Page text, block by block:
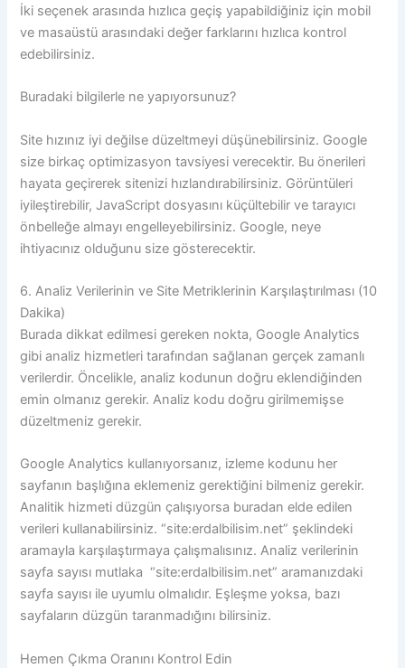
İki seçenek arasında hızlıca geçiş yapabildiğiniz için mobil
ve masaüstü arasındaki değer farklarını hızlıca kontrol
edebilirsiniz.
Buradaki bilgilerle ne yapıyorsunuz?
Site hızınız iyi değilse düzeltmeyi düşünebilirsiniz. Google
size birkaç optimizasyon tavsiyesi verecektir. Bu önerileri
hayata geçirerek sitenizi hızlandırabilirsiniz. Görüntüleri
iyileştirebilir, JavaScript dosyasını küçültebilir ve tarayıcı
önbelleğe almayı engelleyebilirsiniz. Google, neye
ihtiyacınız olduğunu size gösterecektir.
6. Analiz Verilerinin ve Site Metriklerinin Karşılaştırılması (10
Dakika)
Burada dikkat edilmesi gereken nokta, Google Analytics
gibi analiz hizmetleri tarafından sağlanan gerçek zamanlı
verilerdir. Öncelikle, analiz kodunun doğru eklendiğinden
emin olmanız gerekir. Analiz kodu doğru girilmemişse
düzeltmeniz gerekir.
Google Analytics kullanıyorsanız, izleme kodunu her
sayfanın başlığına eklemeniz gerektiğini bilmeniz gerekir.
Analitik hizmeti düzgün çalışıyorsa buradan elde edilen
verileri kullanabilirsiniz. “site:erdalbilisim.net” şeklindeki
aramayla karşılaştırmaya çalışmalısınız. Analiz verilerinin
sayfa sayısı mutlaka “site:erdalbilisim.net” aramanızdaki
sayfa sayısı ile uyumlu olmalıdır. Eşleşme yoksa, bazı
sayfaların düzgün taranmadığını bilirsiniz.
Hemen Çıkma Oranını Kontrol Edin